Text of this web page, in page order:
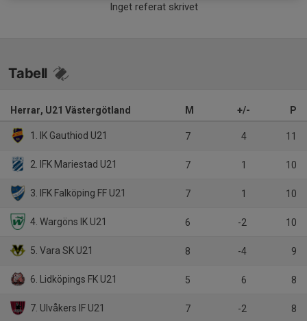
Inget referat skrivet
Tabell
Herrar, U21 Västergötland M +/- P
1. IK Gauthiod U21 7 4 11
2. IFK Mariestad U21 7 1 10
3. IFK Falköping FF U21 7 1 10
4. Wargöns IK U21 6 -2 10
5. Vara SK U21 8 -4 9
6. Lidköpings FK U21 5 6 8
7. Ulvåkers IF U21 7 -2 8